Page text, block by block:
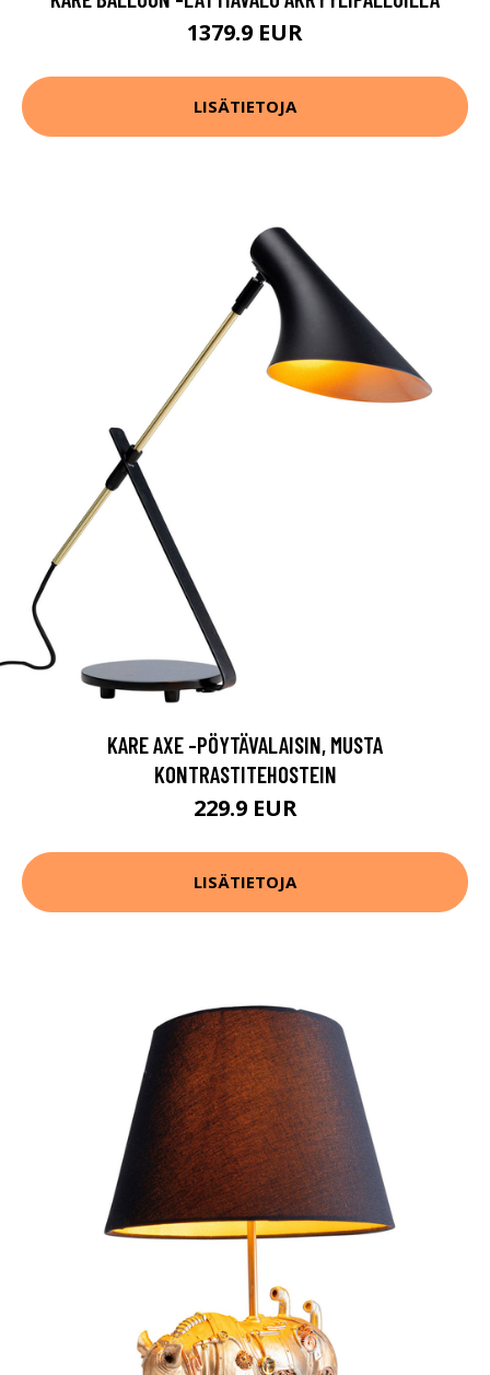
1379.9 EUR
LISÄTIETOJA
KARE AXE -PÖYTÄVALAISIN, MUSTA
KONTRASTITEHOSTEIN
229.9 EUR
LISÄTIETOJA